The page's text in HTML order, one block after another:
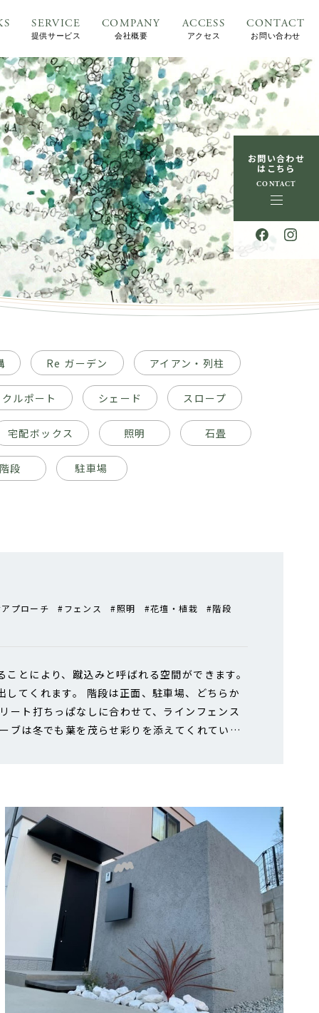
SERVICE
提供サービス
COMPANY
会社概要
ACCESS
アクセス
CONTACT
お問い合わせ
お問い合わせ
はこちら
CONTACT
Re ガーデン アイアン・列柱
ルポート シェード スロープ
宅配ボックス 照明 石畳
階段 駐車場
アプローチ フェンス 照明 花壇・植栽 階段
とにより、蹴込みと呼ばれる空間ができます。
てくれます。 階段は正面、駐車場、どちらか
ート打ちっぱなしに合わせて、ラインフェンス
ブは冬でも葉を茂らせ彩りを添えてくれていま